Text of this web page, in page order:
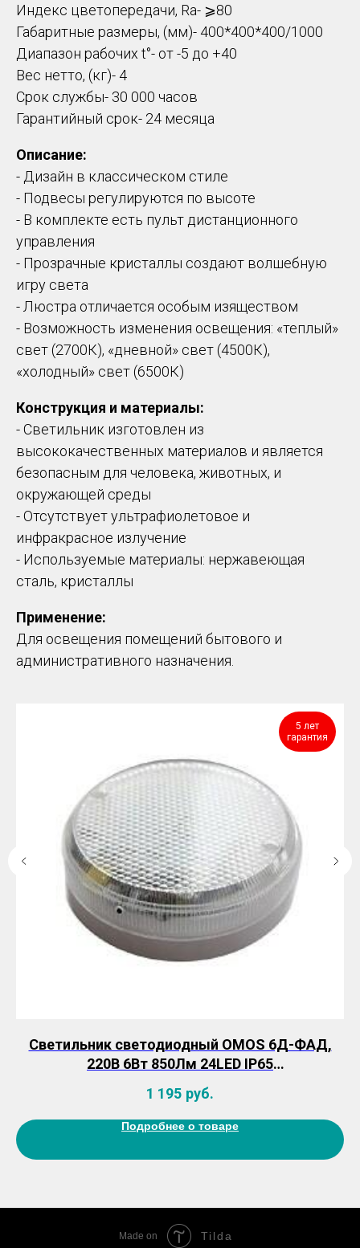
Индекс цветопередачи, Ra- ⩾80
Габаритные размеры, (мм)- 400*400*400/1000
Диапазон рабочих t°- от -5 до +40
Вес нетто, (кг)- 4
Срок службы- 30 000 часов
Гарантийный срок- 24 месяца
Описание:
- Дизайн в классическом стиле
- Подвесы регулируются по высоте
- В комплекте есть пульт дистанционного
управления
- Прозрачные кристаллы создают волшебную
игру света
- Люстра отличается особым изяществом
- Возможность изменения освещения: «теплый»
свет (2700К), «дневной» свет (4500К),
«холодный» свет (6500К)
Конструкция и материалы:
- Светильник изготовлен из
высококачественных материалов и является
безопасным для человека, животных, и
окружающей среды
- Отсутствует ультрафиолетовое и
инфракрасное излучение
- Используемые материалы: нержавеющая
сталь, кристаллы
Применение:
Для освещения помещений бытового и
административного назначения.
5 лет
гарантия
Светильник светодиодный OMOS 6Д-ФАД,
220В 6Вт 850Лм 24LED IP65
(Фотоакустический датчик и дежурный
режим)
1 195 руб.
Подробнее о товаре
Made on Tilda